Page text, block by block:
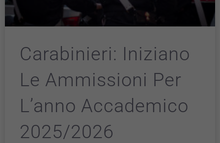
Carabinieri: Iniziano
Le Ammissioni Per
L’anno Accademico
2025/2026